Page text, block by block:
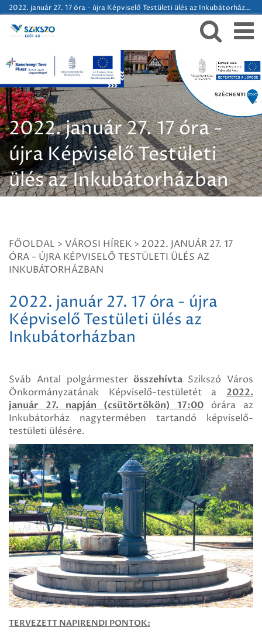
2022. január 27. 17 óra - újra Képviselő Testületi ülés az Inkubátorházban
2022. január 27. 17 óra -
újra Képviselő Testületi
ülés az Inkubátorházban
FŐOLDAL > VÁROSI HÍREK > 2022. JANUÁR 27. 17
ÓRA - ÚJRA KÉPVISELŐ TESTÜLETI ÜLÉS AZ
INKUBÁTORHÁZBAN
2022. január 27. 17 óra - újra
Képviselő Testületi ülés az
Inkubátorházban
Sváb Antal polgármesterösszehívta Szikszó Város
Önkormányzatának Képviselő-testületét a 2022.
január 27. napján (csütörtökön) 17:00 órára az
Inkubátorház nagytermében tartandó képviselő-
testületi ülésére.
TERVEZETT NAPIRENDI PONTOK: